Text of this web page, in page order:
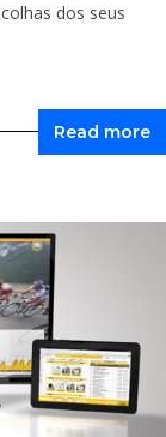
dos seus
Read more